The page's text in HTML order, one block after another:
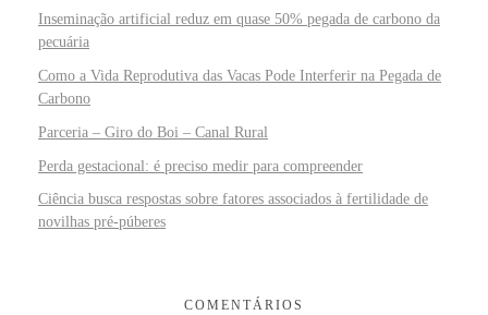
Inseminação artificial reduz em quase 50% pegada de carbono da
pecuária
Como a Vida Reprodutiva das Vacas Pode Interferir na Pegada de
Carbono
Parceria – Giro do Boi – Canal Rural
Perda gestacional: é preciso medir para compreender
Ciência busca respostas sobre fatores associados à fertilidade de
novilhas pré-púberes
COMENTÁRIOS